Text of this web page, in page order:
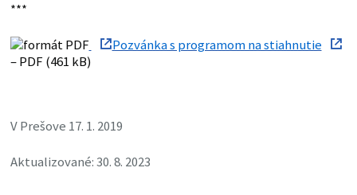
***
Pozvánka s programom na stiahnutie
– PDF (461 kB)
V Prešove 17. 1. 2019
Aktualizované: 30. 8. 2023